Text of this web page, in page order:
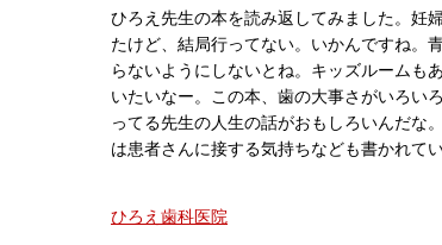
ひろえ先生の本を読み返してみました。妊
たけど、結局行ってない。いかんですね。
らないようにしないとね。キッズルームも
いたいなー。この本、歯の大事さがいろい
ってる先生の人生の話がおもしろいんだな
は患者さんに接する気持ちなども書かれて
ひろえ歯科医院